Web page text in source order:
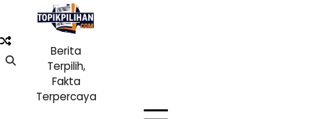
content
Berita
Terpilih,
Fakta
Terpercaya